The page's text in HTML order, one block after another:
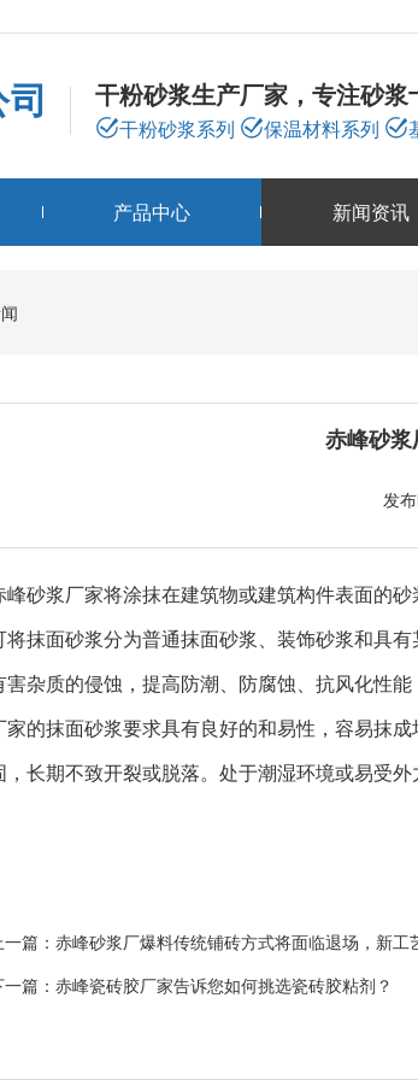
干粉砂浆生产厂家，专注砂浆
干粉砂浆系列 保温材料系列
产品中心 新闻资讯
赤峰砂
发
峰砂浆厂家将涂抹在建筑物或建筑构件表面的
将抹面砂浆分为普通抹面砂浆、装饰砂浆和具
害杂质的侵蚀，提高防潮、防腐蚀、抗风化性
家的抹面砂浆要求具有良好的和易性，容易抹
，长期不致开裂或脱落。处于潮湿环境或易受
一篇：赤峰砂浆厂爆料传统铺砖方式将面临退场，新工
一篇：赤峰瓷砖胶厂家告诉您如何挑选瓷砖胶粘剂？